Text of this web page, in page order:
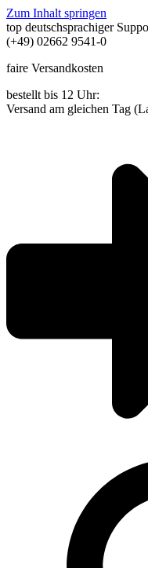
Zum Inhalt springen
top deutschsprachiger
(+49) 02662 9541-0
faire Versandkosten
bestellt bis 12 Uhr:
Versand am gleichen Tag